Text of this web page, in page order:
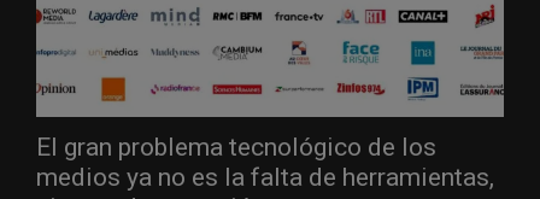
El gran problema tecnológico de los
medios ya no es la falta de herramientas,